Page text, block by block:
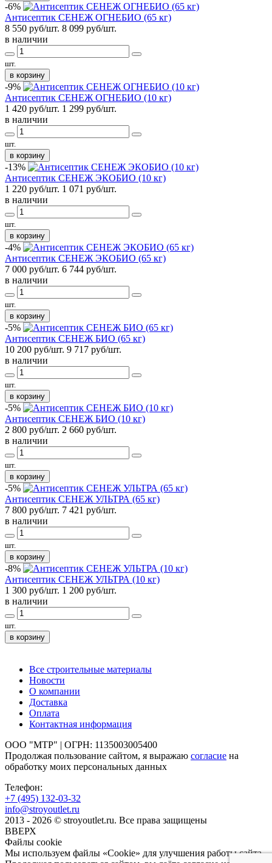
-6%
Антисептик СЕНЕЖ ОГНЕБИО (65 кг)
8 550 руб/шт. 8 099 руб/шт.
в наличии
шт.
в корзину
-9%
Антисептик СЕНЕЖ ОГНЕБИО (10 кг)
1 420 руб/шт. 1 299 руб/шт.
в наличии
шт.
в корзину
-13%
Антисептик СЕНЕЖ ЭКОБИО (10 кг)
1 220 руб/шт. 1 071 руб/шт.
в наличии
шт.
в корзину
-4%
Антисептик СЕНЕЖ ЭКОБИО (65 кг)
7 000 руб/шт. 6 744 руб/шт.
в наличии
шт.
в корзину
-5%
Антисептик СЕНЕЖ БИО (65 кг)
10 200 руб/шт. 9 717 руб/шт.
в наличии
шт.
в корзину
-5%
Антисептик СЕНЕЖ БИО (10 кг)
2 800 руб/шт. 2 660 руб/шт.
в наличии
шт.
в корзину
-5%
Антисептик СЕНЕЖ УЛЬТРА (65 кг)
7 800 руб/шт. 7 421 руб/шт.
в наличии
шт.
в корзину
-8%
Антисептик СЕНЕЖ УЛЬТРА (10 кг)
1 300 руб/шт. 1 200 руб/шт.
в наличии
шт.
в корзину
Все строительные материалы
Новости
О компании
Доставка
Оплата
Контактная информация
ООО "МТР" | ОГРН: 1135003005400
Продолжая пользование сайтом, я выражаю согласие на
обработку моих персональных данных
Телефон:
+7 (495) 132-03-32
info@stroyoutlet.ru
2013 - 2026 © stroyoutlet.ru. Все права защищены
ВВЕРХ
Файлы cookie
Мы используем файлы «Cookie» для улучшения работы сайта.